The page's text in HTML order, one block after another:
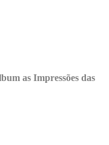
as Impressões das